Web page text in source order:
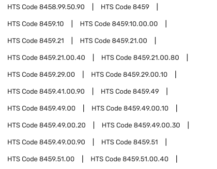
HTS Code8458.99.50.90 HTS Code8459
HTS Code8459.10 HTS Code8459.10.00.00
HTS Code8459.21 HTS Code8459.21.00
HTS Code8459.21.00.40 HTS Code8459.21.00.80
HTS Code8459.29.00 HTS Code8459.29.00.10
HTS Code8459.41.00.90 HTS Code8459.49
HTS Code8459.49.00 HTS Code8459.49.00.10
HTS Code8459.49.00.20 HTS Code8459.49.00.30
HTS Code8459.49.00.90 HTS Code8459.51
HTS Code8459.51.00 HTS Code8459.51.00.40